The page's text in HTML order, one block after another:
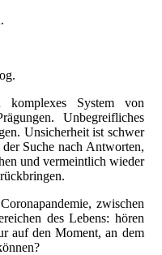
System von
Unbegreifliches
Unsicherheit ist schwer
Suche nach Antworten,
und vermeintlich wieder
zwischen
des Lebens: hören
auf den Moment, an dem